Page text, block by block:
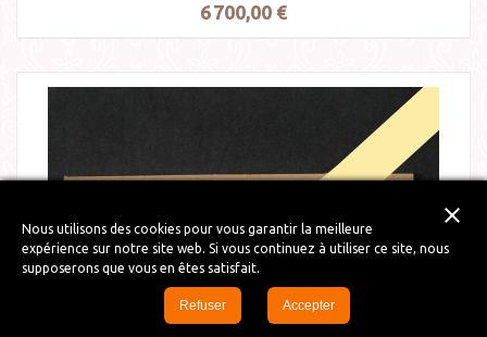
6 700,00 €
close
Nous utilisons des cookies pour vous garantir la meilleure
expérience sur notre site web. Si vous continuez à utiliser ce site, nous
supposerons que vous en êtes satisfait.
Refuser Accepter